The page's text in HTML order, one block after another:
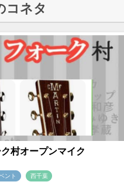
コネタ
村オープンマイク
ント 西千葉